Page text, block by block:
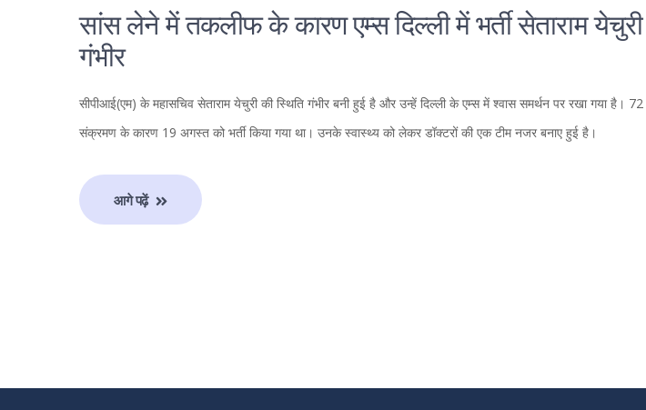
सांस लेने में तकलीफ के कारण एम्स दिल्ली में भर्ती सेताराम येचुरी
गंभीर
सीपीआई(एम) के महासचिव सेताराम येचुरी की स्थिति गंभीर बनी हुई है और उन्हें दिल्ली के एम्स में श्वास समर्थन पर रखा गया है।
संक्रमण के कारण 19 अगस्त को भर्ती किया गया था। उनके स्वास्थ्य को लेकर डॉक्टरों की एक टीम नजर बनाए हुई है।
आगे पढ़ें